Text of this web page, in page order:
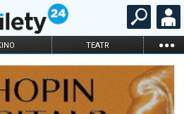
TEATR ...
I BALET
KARNETY